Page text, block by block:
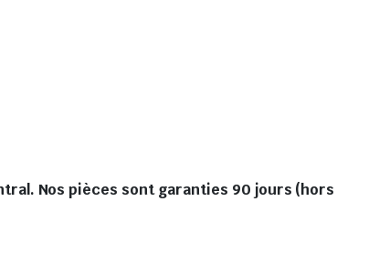
Nos pièces sont garanties 90 jours (hors